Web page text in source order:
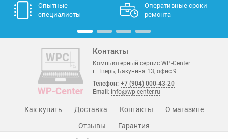
Опытные
специалисты
Оперативные сроки
ремонта
Контакты
Компьютерный сервис WP-Center
г. Тверь, Бакунина 13, офис 9
Телефон: +7 (904) 000-43-20
Email: info@wp-center.ru
О магазине
Гарантия
Отзывы
Как купить Доставка Контакты